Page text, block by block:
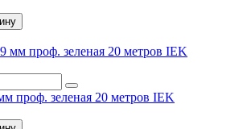
проф. зеленая 20 метров IEK